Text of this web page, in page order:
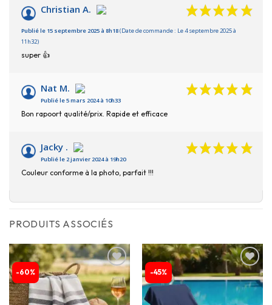
Christian A.
Publié le 15 septembre 2025 à 8h18(Date de commande : Le 4 septembre 2025 à
11h32)
super 👍
Nat M.
Publié le 5 mars 2024 à 10h33
Bon rapoort qualité/prix. Rapide et efficace
Jacky .
Publié le 2 janvier 2024 à 19h20
Couleur conforme à la photo, parfait !!!
PRODUITS ASSOCIÉS
-60%
Ajouter
à la
liste
d’envies
-45%
Ajouter
à la
liste
d’envies